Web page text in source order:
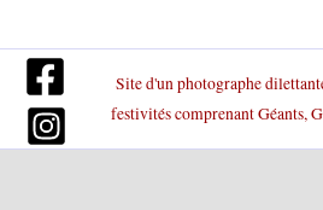
contenu
Site d'un photographe
festivités comprenant Géants,